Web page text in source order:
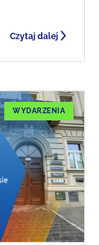
Czytaj dalej
WYDARZENIA